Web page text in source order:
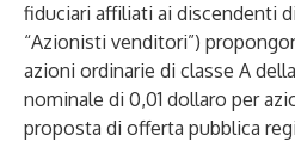
fiduciari affiliati ai discendenti
“Azionisti venditori”)
azioni ordinarie di classe A
nominale di 0,01 dollaro per
proposta di offerta pubblica